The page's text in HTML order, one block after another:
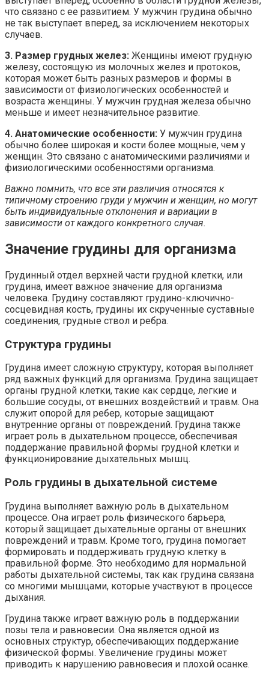
что связано с ее развитием. У мужчин грудина обычно
не так выступает вперед, за исключением некоторых
случаев.
3. Размер грудных желез: Женщины имеют грудную
железу, состоящую из молочных желез и протоков,
которая может быть разных размеров и формы в
зависимости от физиологических особенностей и
возраста женщины. У мужчин грудная железа обычно
меньше и имеет незначительное развитие.
4. Анатомические особенности: У мужчин грудина
обычно более широкая и кости более мощные, чем у
женщин. Это связано с анатомическими различиями и
физиологическими особенностями организма.
Важно помнить, что все эти различия относятся к
типичному строению груди у мужчин и женщин, но могут
быть индивидуальные отклонения и вариации в
зависимости от каждого конкретного случая.
Значение грудины для организма
Грудинный отдел верхней части грудной клетки, или
грудина, имеет важное значение для организма
человека. Грудину составляют грудино-ключично-
сосцевидная кость, грудины их скрученные суставные
соединения, грудные ствол и ребра.
Структура грудины
Грудина имеет сложную структуру, которая выполняет
ряд важных функций для организма. Грудина защищает
органы грудной клетки, такие как сердце, легкие и
большие сосуды, от внешних воздействий и травм. Она
служит опорой для ребер, которые защищают
внутренние органы от повреждений. Грудина также
играет роль в дыхательном процессе, обеспечивая
поддержание правильной формы грудной клетки и
функционирование дыхательных мышц.
Роль грудины в дыхательной системе
Грудина выполняет важную роль в дыхательном
процессе. Она играет роль физического барьера,
который защищает дыхательные органы от внешних
повреждений и травм. Кроме того, грудина помогает
формировать и поддерживать грудную клетку в
правильной форме. Это необходимо для нормальной
работы дыхательной системы, так как грудина связана
со многими мышцами, которые участвуют в процессе
дыхания.
Грудина также играет важную роль в поддержании
позы тела и равновесии. Она является одной из
основных структур, обеспечивающих поддержание
физической формы. Увеличение грудины может
приводить к нарушению равновесия и плохой осанке.